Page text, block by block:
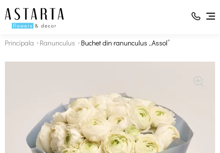
Principala Ranunculus Buchet din ranunculus „Assol”